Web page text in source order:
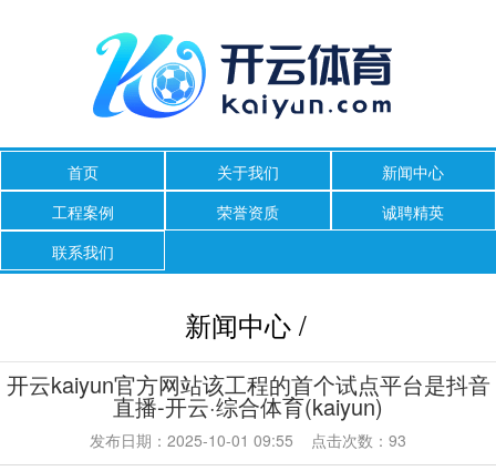
首页 关于我们
新闻中心
工程案例
荣誉资质
诚聘精英
联系我们
新闻中心 /
开云kaiyun官方网站该工程的首个试点平台是抖音
直播-开云·综合体育(kaiyun)
发布日期：2025-10-01 09:55 点击次数：93